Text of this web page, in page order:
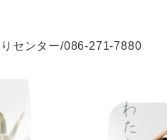
センター/086-271-7880